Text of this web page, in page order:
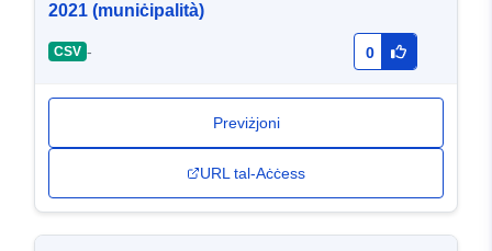
2021 (muniċipalità)
CSV - 0
Previżjoni
URL tal-Aċċess